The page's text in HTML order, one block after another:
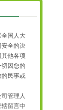
全国人大
安全的决
他各项
因您的
的民事或
管理人
留言中